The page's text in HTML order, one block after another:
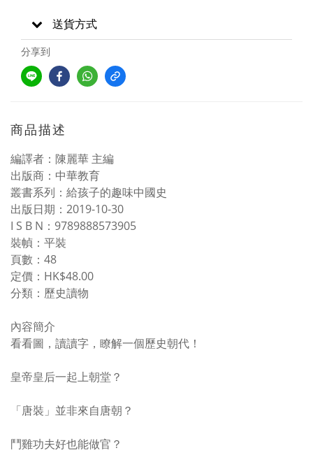
送貨方式
分享到
商品描述
編譯者：陳麗華 主編
出版商：中華教育
叢書系列：給孩子的趣味中國史
出版日期：2019-10-30
I S B N：9789888573905
裝幀：平裝
頁數：48
定價：HK$48.00
分類：歷史讀物
內容簡介
看看圖，讀讀字，瞭解一個歷史朝代！
皇帝皇后一起上朝堂？
「唐裝」並非來自唐朝？
鬥雞功夫好也能做官？